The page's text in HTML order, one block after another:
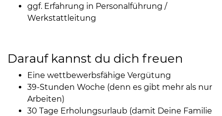
ggf. Erfahrung in Personalführung /
Werkstattleitung
Darauf kannst du dich freuen
Eine wettbewerbsfähige Vergütung
39-Stunden Woche (denn es gibt mehr als nur
Arbeiten)
30 Tage Erholungsurlaub (damit Deine Familie